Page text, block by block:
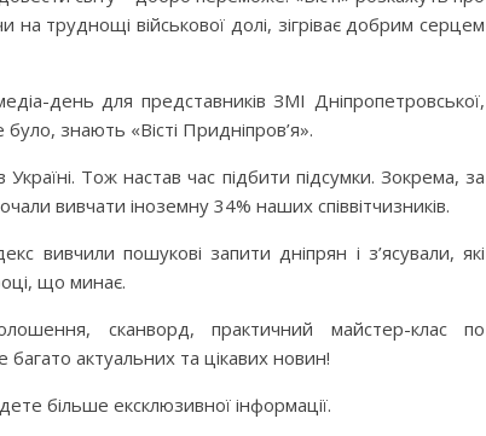
труднощі військової долі, зігріває добрим серцем
день для представників ЗМІ Дніпропетровської,
знають «Вісті Придніпров’я».
Тож настав час підбити підсумки. Зокрема, за
вивчати іноземну 34% наших співвітчизників.
вивчили пошукові запити дніпрян і з’ясували, які
що минає.
сканворд, практичний майстер-клас по
актуальних та цікавих новин!
більше ексклюзивної інформації.